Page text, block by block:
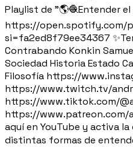
Playlist de "🌎🧶Entender
https://open.spotify.com/
si=fa2ed8f79ee34367
Contrabando Konkin
Sociedad Historia Estado
Filosofía https://
https://www.twitch.tv/
https://www.tiktok.com/
https://www.patreon.com/
aquí en YouTube y activa
distintas formas de